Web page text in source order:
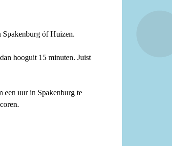
Spakenburg óf Huizen.
hooguit 15 minuten. Juist
een uur in Spakenburg te